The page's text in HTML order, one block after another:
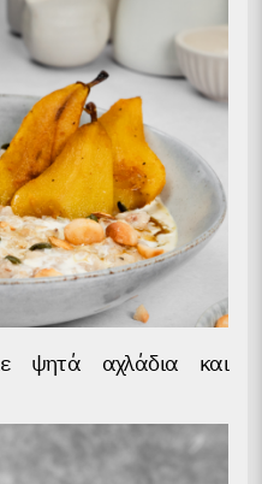
ψητά αχλάδια και